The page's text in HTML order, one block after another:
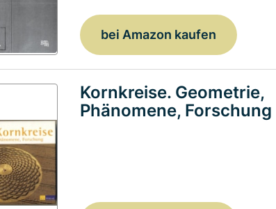
bei Amazon kaufen
Kornkreise. Geometrie,
Phänomene, Forschung